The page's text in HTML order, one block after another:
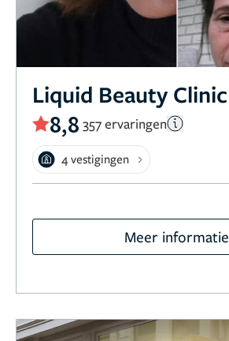
Liquid Beauty Clinic
8,8 357 ervaringen
4 vestigingen
Meer informatie